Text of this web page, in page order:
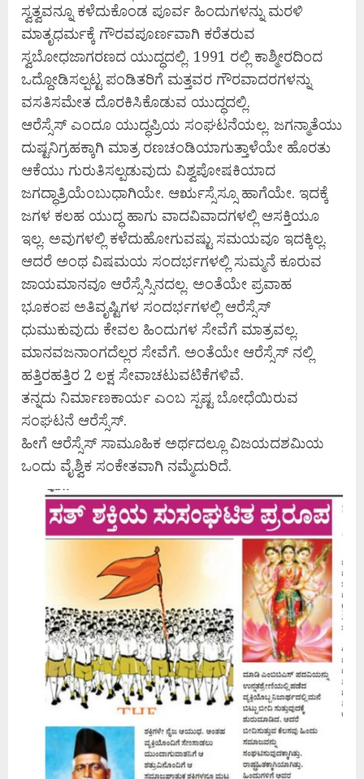
ಸ್ವತ್ವವನ್ನೂ ಕಳೆದುಕೊಂಡ ಪೂರ್ವ ಹಿಂದುಗಳನ್ನು ಮರಳಿ
ಮಾತೃಧರ್ಮಕ್ಕೆ ಗೌರವಪೂರ್ಣವಾಗಿ ಕರೆತರುವ
ಸ್ವಬೋಧಜಾಗರಣದ ಯುದ್ಧದಲ್ಲಿ. 1991 ರಲ್ಲಿ ಕಾಶ್ಮೀರದಿಂದ
ಒದ್ದೋಡಿಸಲ್ಪಟ್ಟ ಪಂಡಿತರಿಗೆ ಮತ್ತವರ ಗೌರವಾದರಗಳನ್ನು
ವಸತಿಸಮೇತ ದೊರಕಿಸಿಕೊಡುವ ಯುದ್ಧದಲ್ಲಿ.
ಆರೆಸ್ಸೆಸ್ ಎಂದೂ ಯುದ್ಧಪ್ರಿಯ ಸಂಘಟನೆಯಲ್ಲ. ಜಗನ್ಮಾತೆಯು
ದುಷ್ಟನಿಗ್ರಹಕ್ಕಾಗಿ ಮಾತ್ರ ರಣಚಂಡಿಯಾಗುತ್ತಾಳೆಯೇ ಹೊರತು
ಆಕೆಯು ಗುರುತಿಸಲ್ಪಡುವುದು ವಿಶ್ವಪೋಷಕಿಯಾದ
ಜಗದ್ಧಾತ್ರಿಯೆಂಬುಧಾಗಿಯೇ. ಆರೃಸ್ಸೆಸ್ಸೂ ಹಾಗೆಯೇ. ಇದಕ್ಕೆ
ಜಗಳ ಕಲಹ ಯುದ್ಧ ಹಾಗು ವಾದವಿವಾದಗಳಲ್ಲಿ ಆಸಕ್ತಿಯೂ
ಇಲ್ಲ. ಅವುಗಳಲ್ಲಿ ಕಳೆದುಹೋಗುವಷ್ಟು ಸಮಯವೂ ಇದಕ್ಕಿಲ್ಲ.
ಆದರೆ ಅಂಥ ವಿಷಮಯ ಸಂದರ್ಭಗಳಲ್ಲಿ ಸುಮ್ಮನೆ ಕೂರುವ
ಜಾಯಮಾನವೂ ಆರೆಸ್ಸೆಸ್ಸಿನದಲ್ಲ. ಅಂತೆಯೇ ಪ್ರವಾಹ
ಭೂಕಂಪ ಅತಿವೃಷ್ಟಿಗಳ ಸಂದರ್ಭಗಳಲ್ಲಿ ಆರೆಸ್ಸೆಸ್
ಧುಮುಕುವುದು ಕೇವಲ ಹಿಂದುಗಳ ಸೇವೆಗೆ ಮಾತ್ರವಲ್ಲ.
ಮಾನವಜನಾಂಗದೆಲ್ಲರ ಸೇವೆಗೆ. ಅಂತೆಯೇ ಆರೆಸ್ಸೆಸ್ ನಲ್ಲಿ
ಹತ್ತಿರಹತ್ತಿರ 2 ಲಕ್ಷ ಸೇವಾಚಟುವಟಿಕೆಗಳಿವೆ.
ತನ್ನದು ನಿರ್ಮಾಣಕಾರ್ಯ ಎಂಬ ಸ್ಪಷ್ಟ ಬೋಧೆಯಿರುವ
ಸಂಘಟನೆ ಆರೆಸ್ಸೆಸ್.
ಹೀಗೆ ಆರೆಸ್ಸೆಸ್ ಸಾಮೂಹಿಕ ಅರ್ಥದಲ್ಲೂ ವಿಜಯದಶಮಿಯ
ಒಂದು ವೈಶ್ವಿಕ ಸಂಕೇತವಾಗಿ ನಮ್ಮೆದುರಿದೆ.